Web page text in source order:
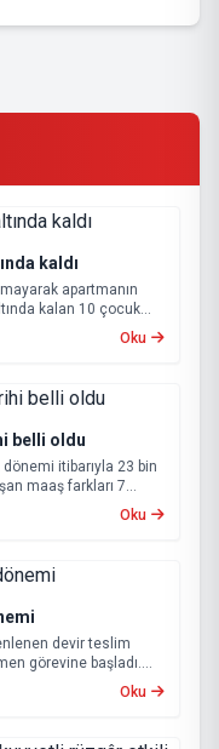
kaldı
apartmanın
kalan 10 çocuk
Oku
belli oldu
dönemi itibarıyla 23 bin
maaş farkları 7
Oku
devir teslim
görevine başladı.
olmak, bu ülkenin her
Oku